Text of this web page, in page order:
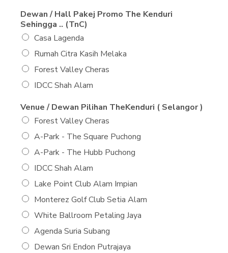
Dewan / Hall Pakej Promo The Kenduri
Sehingga .. (TnC)
Casa Lagenda
Rumah Citra Kasih Melaka
Forest Valley Cheras
IDCC Shah Alam
Venue / Dewan Pilihan TheKenduri ( Selangor )
Forest Valley Cheras
A-Park - The Square Puchong
A-Park - The Hubb Puchong
IDCC Shah Alam
Lake Point Club Alam Impian
Monterez Golf Club Setia Alam
White Ballroom Petaling Jaya
Agenda Suria Subang
Dewan Sri Endon Putrajaya